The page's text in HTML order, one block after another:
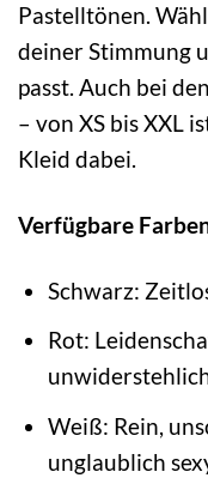
Pastelltönen.
deiner Stimmung
passt. Auch bei
– von XS bis XXL
Kleid dabei.
Verfügbare
Schwarz:
Rot:
Weiß: Rein,
unglaublich